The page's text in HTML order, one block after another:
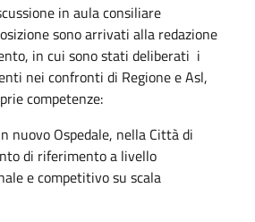
in aula consiliare
sono arrivati alla redazione
in cui sono stati deliberati i
nei confronti di Regione e Asl,
competenze:
nuovo Ospedale, nella Città di
di riferimento a livello
e competitivo su scala